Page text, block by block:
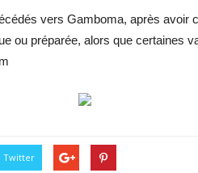
vers Gamboma, après avoir
ou préparée, alors que certaines
Twitter